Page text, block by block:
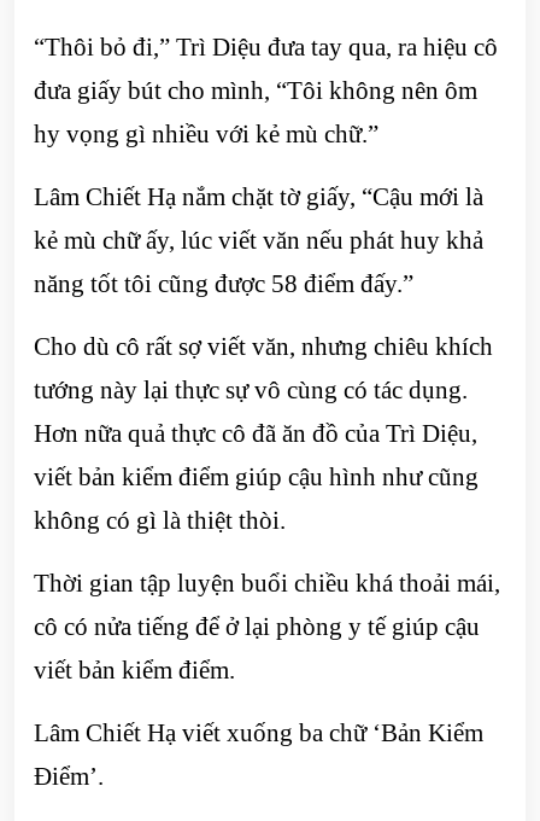
“Thôi bỏ đi,” Trì Diệu đưa tay qua, ra hiệu cô
đưa giấy bút cho mình, “Tôi không nên ôm
hy vọng gì nhiều với kẻ mù chữ.”
Lâm Chiết Hạ nắm chặt tờ giấy, “Cậu mới là
kẻ mù chữ ấy, lúc viết văn nếu phát huy khả
năng tốt tôi cũng được 58 điểm đấy.”
Cho dù cô rất sợ viết văn, nhưng chiêu khích
tướng này lại thực sự vô cùng có tác dụng.
Hơn nữa quả thực cô đã ăn đồ của Trì Diệu,
viết bản kiểm điểm giúp cậu hình như cũng
không có gì là thiệt thòi.
Thời gian tập luyện buổi chiều khá thoải mái,
cô có nửa tiếng để ở lại phòng y tế giúp cậu
viết bản kiểm điểm.
Lâm Chiết Hạ viết xuống ba chữ ‘Bản Kiểm
Điểm’.